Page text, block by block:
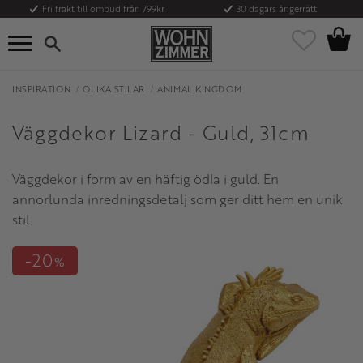
Meny
Fri frakt till ombud från 799kr 30 dagars ångerrätt
Favoriter
INSPIRATION OLIKA STILAR ANIMAL KINGDOM
Väggdekor Lizard - Guld, 31cm
Väggdekor i form av en häftig ödla i guld. En
annorlunda inredningsdetalj som ger ditt hem en unik
stil.
20%